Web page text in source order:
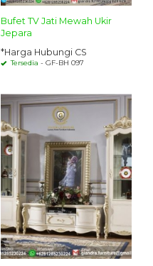
Bufet TV Jati Mewah Ukir
Jepara
*Harga Hubungi CS
Tersedia - GF-BH 097